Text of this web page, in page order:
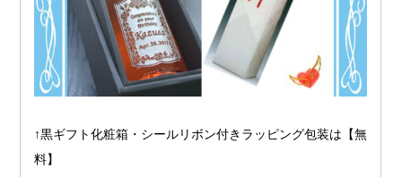
↑黒ギフト化粧箱・シールリボン付きラッピング包装は【無
料】